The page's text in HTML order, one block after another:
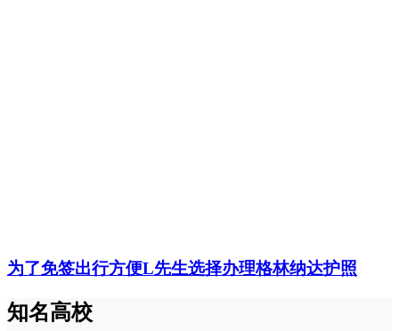
为了免签出行方便L先生选择办理格林纳达护照
知名高校